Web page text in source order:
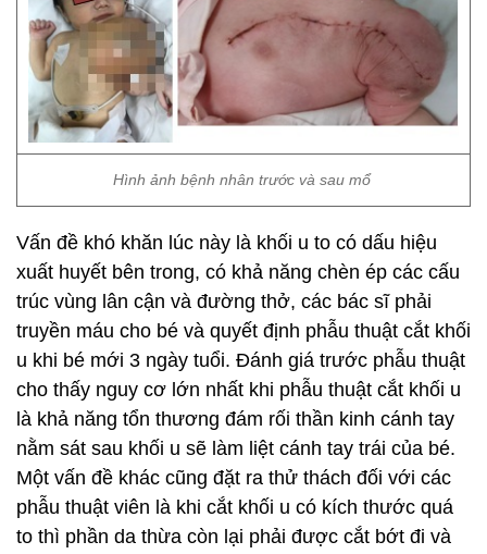
Hình ảnh bệnh nhân trước và sau mổ
Vấn đề khó khăn lúc này là khối u to có dấu hiệu
xuất huyết bên trong, có khả năng chèn ép các cấu
trúc vùng lân cận và đường thở, các bác sĩ phải
truyền máu cho bé và quyết định phẫu thuật cắt khối
u khi bé mới 3 ngày tuổi. Đánh giá trước phẫu thuật
cho thấy nguy cơ lớn nhất khi phẫu thuật cắt khối u
là khả năng tổn thương đám rối thần kinh cánh tay
nằm sát sau khối u sẽ làm liệt cánh tay trái của bé.
Một vấn đề khác cũng đặt ra thử thách đối với các
phẫu thuật viên là khi cắt khối u có kích thước quá
to thì phần da thừa còn lại phải được cắt bớt đi và